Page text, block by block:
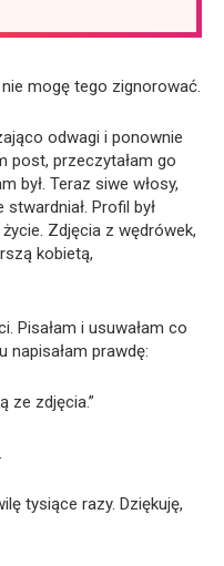
nie mogę tego zignorować.
odwagi i ponownie
post, przeczytałam go
był. Teraz siwe włosy,
Profil był
Zdjęcia z wędrówek,
kobietą,
Pisałam i usuwałam co
napisałam prawdę:
ze zdjęcia.”
tysiące razy. Dziękuję,